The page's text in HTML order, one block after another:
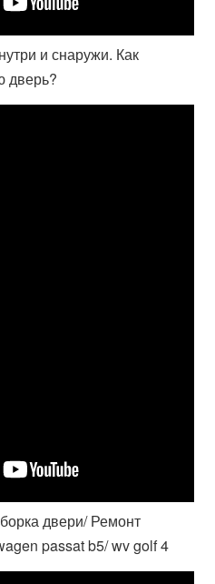
и снаружи. Как
дверь?
двери/ Ремонт
passat b5/ wv golf 4